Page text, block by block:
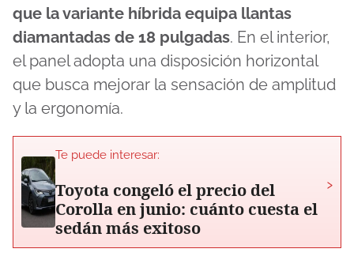
que la variante híbrida equipa llantas
diamantadas de 18 pulgadas. En el interior,
el panel adopta una disposición horizontal
que busca mejorar la sensación de amplitud
y la ergonomía.
Te puede interesar:
Toyota congeló el precio del
Corolla en junio: cuánto cuesta el
sedán más exitoso
›